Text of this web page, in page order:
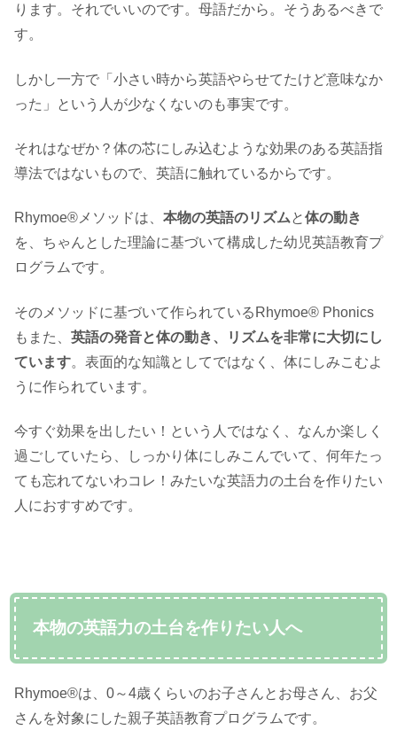
ります。それでいいのです。母語だから。そうあるべきで
す。
しかし一方で「小さい時から英語やらせてたけど意味なか
った」という人が少なくないのも事実です。
それはなぜか？体の芯にしみ込むような効果のある英語指
導法ではないもので、英語に触れているからです。
Rhymoe®メソッドは、 本物の英語のリズムと体の動き
を、ちゃんとした理論に基づいて構成した幼児英語教育プ
ログラムです。
そのメソッドに基づいて作られているRhymoe® Phonics
もまた、 英語の発音と体の動き、リズムを非常に大切にし
ています。表面的な知識としてではなく、体にしみこむよ
うに作られています。
今すぐ効果を出したい！という人ではなく、なんか楽しく
過ごしていたら、しっかり体にしみこんでいて、何年たっ
ても忘れてないわコレ！みたいな英語力の土台を作りたい
人におすすめです。
本物の英語力の土台を作りたい人へ
Rhymoe®は、0～4歳くらいのお子さんとお母さん、お父
さんを対象にした親子英語教育プログラムです。